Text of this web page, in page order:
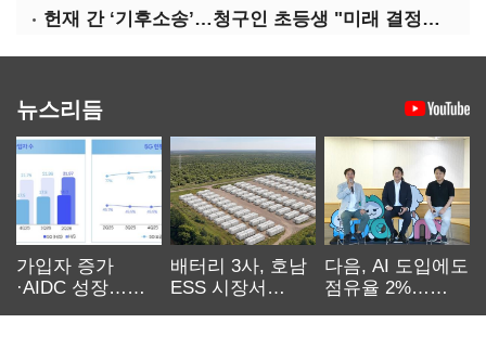
헌재 간 ‘기후소송’…청구인 초등생 "미래 결정할 중요한 소송"
뉴스리듬
가입자 증가
·AIDC 성장…
배터리 3사, 호남
ESS 시장서
다음, AI 도입에도
점유율 2%…